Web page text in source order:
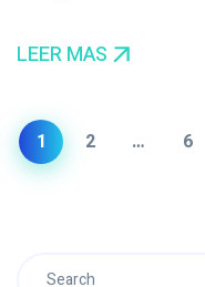
LEER MAS
1 2 … 6